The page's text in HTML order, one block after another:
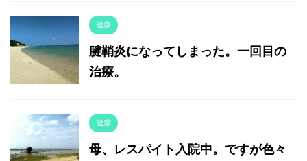
健康
腱鞘炎になってしまった。一回目の
治療。
健康
母、レスパイト入院中。ですが色々